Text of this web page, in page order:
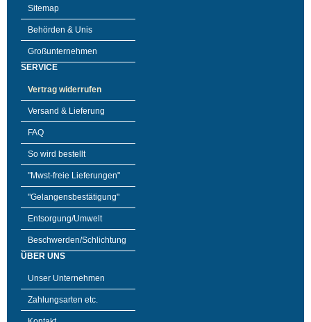
Sitemap
Behörden & Unis
Großunternehmen
SERVICE
Vertrag widerrufen
Versand & Lieferung
FAQ
So wird bestellt
"Mwst-freie Lieferungen"
"Gelangensbestätigung"
Entsorgung/Umwelt
Beschwerden/Schlichtung
ÜBER UNS
Unser Unternehmen
Zahlungsarten etc.